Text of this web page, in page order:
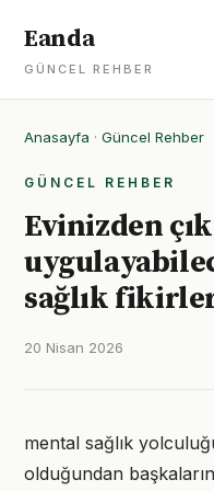
Eanda
GÜNCEL REHBER
Anasayfa · Güncel Rehber
GÜNCEL REHBER
Evinizden
sağlık
20 Nisan 2026
mental sağlık
olduğundan